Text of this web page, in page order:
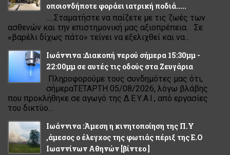
οποιονδήποτε φοράει ιατρική ποδιά.....
.....Σταματήστε να παίζετε με τις ζωές των
ασθενών και την επιστημονική μας αξιοπρέπεια. Σε
«βαρέλι δίχως πάτο» τείνει να εξελιχθεί και να...
Ιωάννινα :Διακοπή νερού σήμερα 15:30μμ -
22:00μμ σε αυτές τις οδούς στα Ζευγάρια
Πληροφορούμε τους συνδημότες μας ότι,
σήμεραΤΕΤΑΡΤΗ 05/08/2026, λόγω βλάβης
που προκλήθηκε σε αγωγό της Δ.Ε.Υ.Α.Ι., από εργασίες
του δικτύο...
Ιωάννινα :Άμεση η κινητοποίηση της Π.Υ
,άμεσος ο έλεγχος της φωτιάς πέριξ της Ε.Ο
Ιωαννίνων Αθηνών [βίντεο ]